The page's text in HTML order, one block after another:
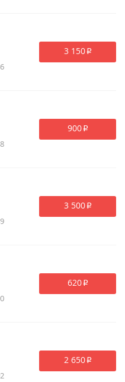
3 150p
900p
3 500p
620p
2 650p